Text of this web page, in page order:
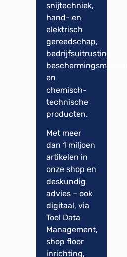
snijtechniek,
hand- en
elektrisch
gereedschap,
bedrijfsuitrusting,
en
chemisch-
technische
producten.
Met meer
dan 1 miljoen
artikelen in
onze shop en
deskundig
advies – ook
digitaal, via
Tool Data
Management,
shop floor
inrichting,